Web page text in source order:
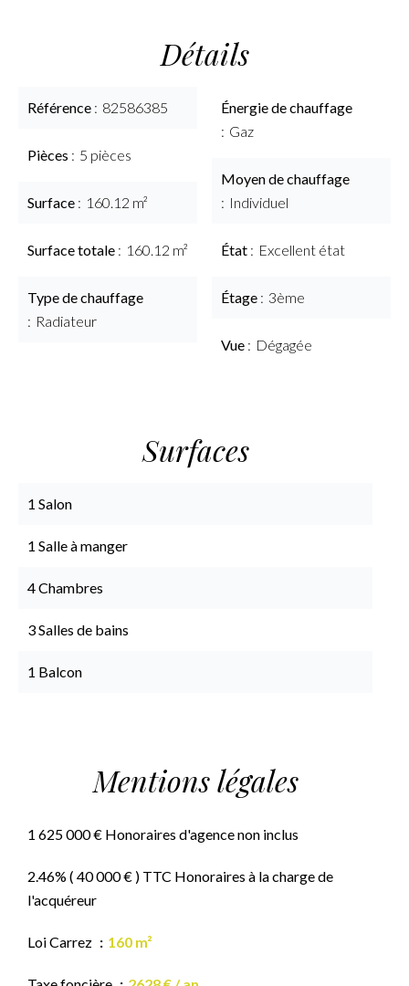
Détails
Référence 82586385
Pièces 5 pièces
Surface 160.12 m²
Surface totale 160.12 m²
Type de chauffage
Radiateur
Énergie de chauffage
Gaz
Moyen de chauffage
Individuel
État Excellent état
Étage 3ème
Vue Dégagée
Surfaces
1 Salon
1 Salle à manger
4 Chambres
3 Salles de bains
1 Balcon
Mentions légales
1 625 000 € Honoraires d'agence non inclus
2.46% ( 40 000 € ) TTC Honoraires à la charge de
l'acquéreur
Loi Carrez 160 m²